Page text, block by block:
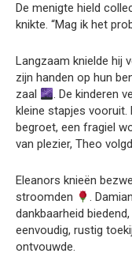
De menigte hield
knikte. “Mag ik het
Langzaam knielde hij
zijn handen op hun
zaal
. De kinderen
kleine stapjes vooruit.
begroet, een fragiel
van plezier, Theo
Eleanors knieën
stroomden
.
dankbaarheid
eenvoudig, rustig
ontvouwde.